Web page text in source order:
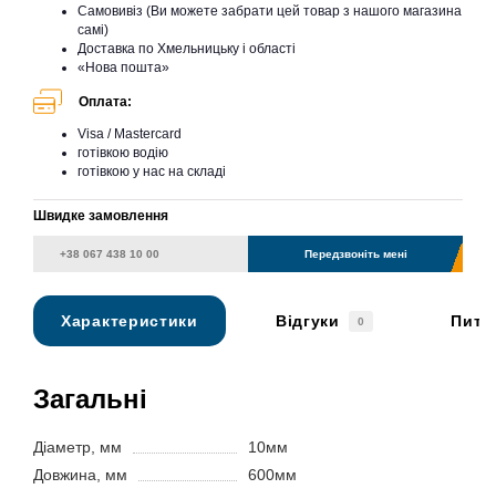
Самовивіз (Ви можете забрати цей товар з нашого магазина
самі)
Доставка по Хмельницьку і області
«Нова пошта»
Оплата:
Visa / Mastercard
готівкою водію
готівкою у нас на складі
Швидке замовлення
Передзвоніть мені
Характеристики Відгуки 0
Загальні
Діаметр, мм
10мм
Довжина, мм
600мм